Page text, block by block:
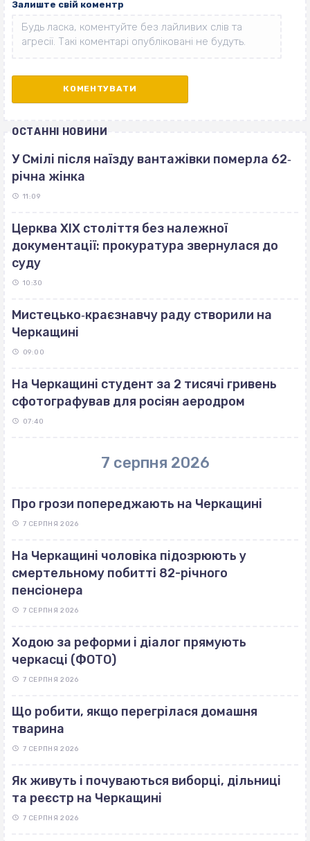
Залиште свій коментр
ОСТАННІ НОВИНИ
У Смілі після наїзду вантажівки померла 62‐
річна жінка
11:09
Церква ХІХ століття без належної
документації: прокуратура звернулася до
суду
10:30
Мистецько‐краєзнавчу раду створили на
Черкащині
09:00
На Черкащині студент за 2 тисячі гривень
сфотографував для росіян аеродром
07:40
7 серпня 2026
Про грози попереджають на Черкащині
7 СЕРПНЯ 2026
На Черкащині чоловіка підозрюють у
смертельному побитті 82-річного
пенсіонера
7 СЕРПНЯ 2026
Ходою за реформи і діалог прямують
черкасці (ФОТО)
7 СЕРПНЯ 2026
Що робити, якщо перегрілася домашня
тварина
7 СЕРПНЯ 2026
Як живуть і почуваються виборці, дільниці
та реєстр на Черкащині
7 СЕРПНЯ 2026